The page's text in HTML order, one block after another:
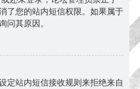
了您的站内短信权限。如果属于
问其原因。
定站内短信接收规则来拒绝来自